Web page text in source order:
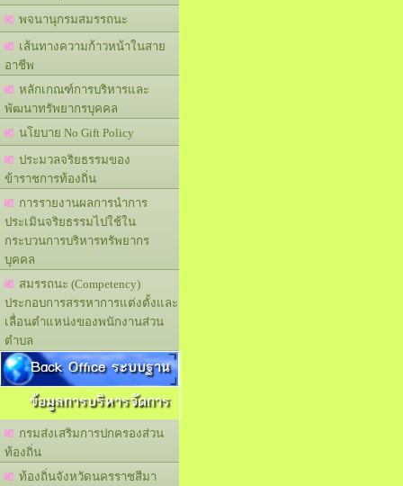
พจนานุกรมสมรรถนะ
เส้นทางความก้าวหน้าในสาย
อาชีพ
หลักเกณฑ์การบริหารและ
พัฒนาทรัพยากรบุคคล
นโยบาย No Gift Policy
ประมวลจริยธรรมของ
ข้าราชการท้องถิ่น
การรายงานผลการนำการ
ประเมินจริยธรรมไปใช้ใน
กระบวนการบริหารทรัพยากร
บุคคล
สมรรถนะ (Competency)
ประกอบการสรรหาการแต่งตั้งและ
เลื่อนตำแหน่งของพนักงานส่วน
ตำบล
Back Office ระบบฐาน
ข้อมูลการบริหารจัดการ
กรมส่งเสริมการปกครองส่วน
ท้องถิ่น
ท้องถิ่นจังหวัดนครราชสีมา